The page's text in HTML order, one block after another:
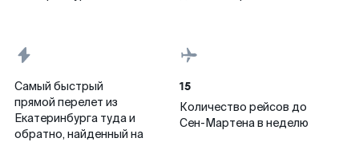
Самый быстрый
прямой перелет из
Екатеринбурга туда и
обратно, найденный на
15
Количество рейсов до
Сен-Мартена в неделю